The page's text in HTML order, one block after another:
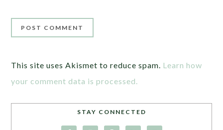
This site uses Akismet to reduce spam. Learn how
your comment data is processed.
STAY CONNECTED